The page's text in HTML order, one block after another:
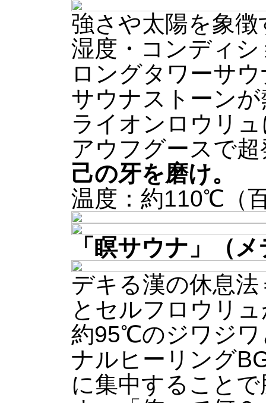
強さや太陽を象
湿度・コンディ
ロングタワーサ
サウナストーン
ライオンロウリ
アウフグースで超
己の牙を磨け。
温度：約110℃
「瞑サウナ」
（
デキる漢の休息
とセルフロウリ
約95℃のジワジワ
ナルヒーリング
に集中すること